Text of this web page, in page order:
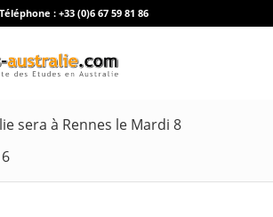
Téléphone : +33 (0)6 67 59 81 86
sera à Rennes le Mardi 8